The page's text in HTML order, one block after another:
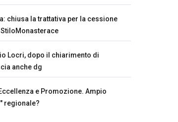
chiusa la trattativa per la cessione
Locri, dopo il chiarimento di
anche dg
e Promozione. Ampio
regionale?